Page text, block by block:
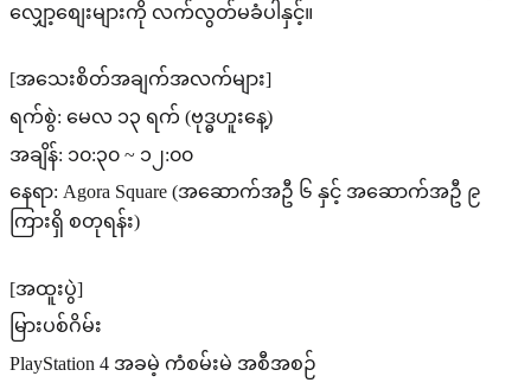
လျှော့စျေးများကို လက်လွတ်မခံပါနှင့်။
[အသေးစိတ်အချက်အလက်များ]
ရက်စွဲ: မေလ ၁၃ ရက် (ဗုဒ္ဓဟူးနေ့)
အချိန်: ၁၀:၃၀ ~ ၁၂:၀၀
နေရာ: Agora Square (အဆောက်အဦ ၆ နှင့် အဆောက်အဦ ၉
ကြားရှိ စတုရန်း)
[အထူးပွဲ]
မြားပစ်ဂိမ်း
PlayStation 4 အခမဲ့ ကံစမ်းမဲ ​​အစီအစဉ်